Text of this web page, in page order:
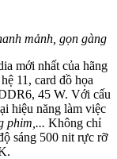
mảnh, gọn gàng
mới nhất của hãng
11, card đồ họa
45 W. Với cấu
hiệu năng làm việc
phim,... Không chỉ
sáng 500 nit rực rỡ